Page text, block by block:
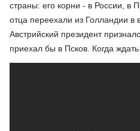
страны: его корни - в России, в
отца переехали из Голландии в
Австрийский президент
приехал бы в Псков. Когда ждать